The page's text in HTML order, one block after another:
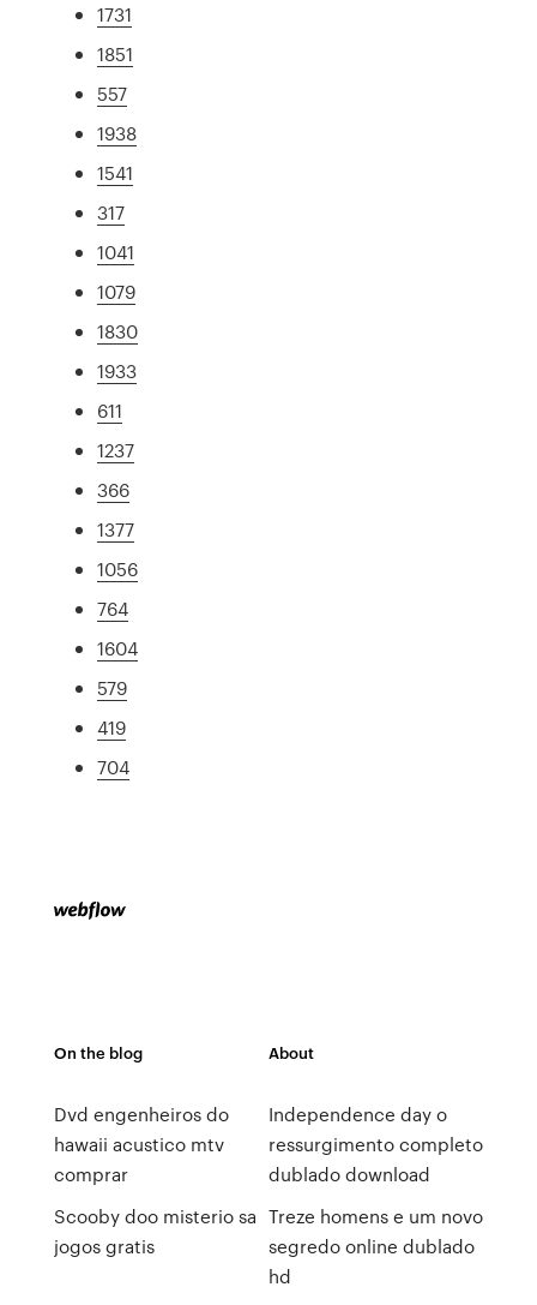
1731
1851
557
1938
1541
317
1041
1079
1830
1933
611
1237
366
1377
1056
764
1604
579
419
704
On the blog
Dvd engenheiros do
hawaii acustico mtv
comprar
Scooby doo misterio sa
jogos gratis
About
Independence day o
ressurgimento completo
dublado download
Treze homens e um novo
segredo online dublado
hd